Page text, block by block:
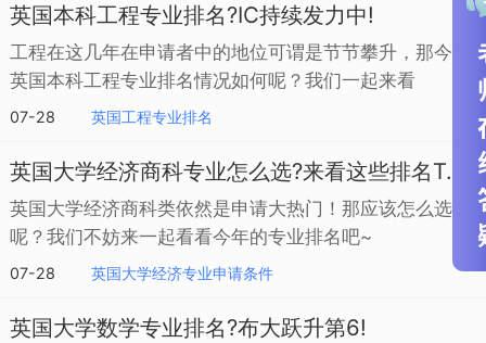
英国本科工程专业排名?IC持续发力中!
工程在这几年在申请者中的地位可谓是节节攀升，那今年
英国本科工程专业排名情况如何呢？我们一起来看
07-28 英国工程专业排名
英国大学经济商科专业怎么选?来看这些排名TOP的学校
英国大学经济商科类依然是申请大热门！那应该怎么选校
呢？我们不妨来一起看看今年的专业排名吧~
07-28 英国大学经济专业申请条件
英国大学数学专业排名?布大跃升第6!